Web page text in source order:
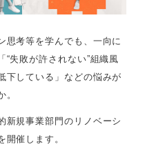
思考等を学んでも、一向に
“失敗が許されない”組織風
下している」などの悩みが
。
新規事業部門のリノベーシ
開催します。